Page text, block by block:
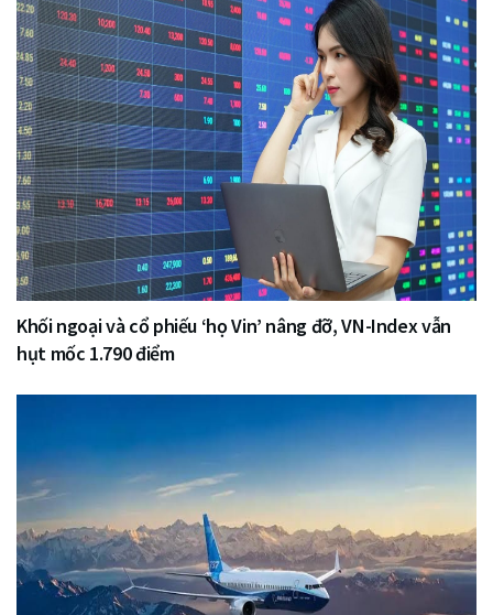
Khối ngoại và cổ phiếu ‘họ Vin’ nâng đỡ, VN-Index vẫn
hụt mốc 1.790 điểm